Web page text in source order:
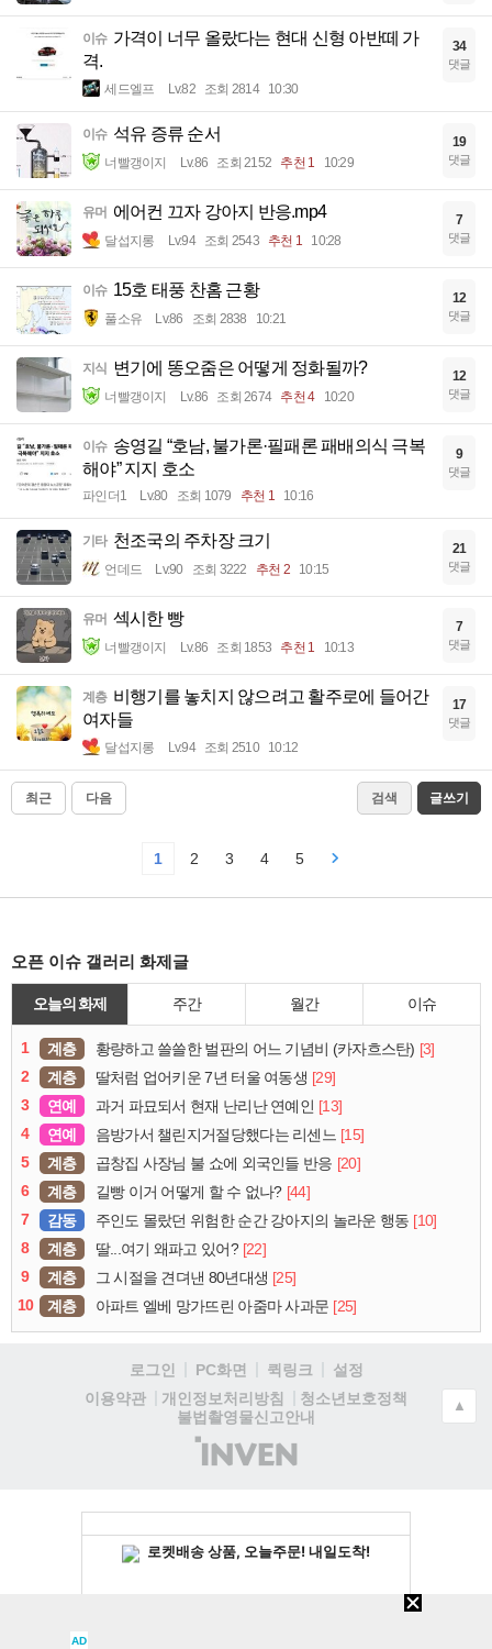
이슈 가격이 너무 올랐다는 현대 신형 아반떼 가
격.
세드엘프 Lv.82 조회 2814 10:30
34
댓글
이슈 석유 증류 순서
너빨갱이지 Lv.86 조회 2152 추천 1 10:29
19
댓글
유머 에어컨 끄자 강아지 반응.mp4
달섭지롱 Lv.94 조회 2543 추천 1 10:28
7
댓글
이슈 15호 태풍 찬홈 근황
풀소유 Lv.86 조회 2838 10:21
12
댓글
지식 변기에 똥오줌은 어떻게 정화될까?
너빨갱이지 Lv.86 조회 2674 추천 4 10:20
12
댓글
이슈 송영길 “호남, 불가론·필패론 패배의식 극복
해야” 지지 호소
파인더1 Lv.80 조회 1079 추천 1 10:16
9
댓글
기타 천조국의 주차장 크기
언데드 Lv.90 조회 3222 추천 2 10:15
21
댓글
유머 섹시한 빵
너빨갱이지 Lv.86 조회 1853 추천 1 10:13
7
댓글
계층 비행기를 놓치지 않으려고 활주로에 들어간
여자들
달섭지롱 Lv.94 조회 2510 10:12
17
댓글
최근 다음 검색 글쓰기
1 2 3 4 5
오픈 이슈 갤러리 화제글
오늘의 화제 주간 월간 이슈
1 계층 황량하고 쓸쓸한 벌판의 어느 기념비 (카자흐스탄) [3]
2
계층 딸처럼 업어키운 7년 터울 여동생 [29]
3
연예 과거 파묘되서 현재 난리난 연예인 [13]
4
연예 음방가서 챌린지거절당했다는 리센느 [15]
5
계층 곱창집 사장님 불 쇼에 외국인들 반응 [20]
6
계층 길빵 이거 어떻게 할 수 없나? [44]
7
감동 주인도 몰랐던 위험한 순간 강아지의 놀라운 행동 [10]
8
계층 딸...여기 왜파고 있어? [22]
9
계층 그 시절을 견뎌낸 80년대생 [25]
10
계층 아파트 엘베 망가뜨린 아줌마 사과문 [25]
로그인 PC화면 퀵링크
설정
이용약관
개인정보처리방침
청소년보호정책
불법촬영물신고안내
(주)
인
▲
AD